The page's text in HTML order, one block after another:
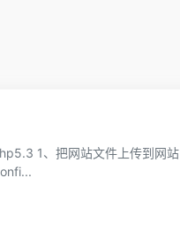
1、把网站文件上传到网